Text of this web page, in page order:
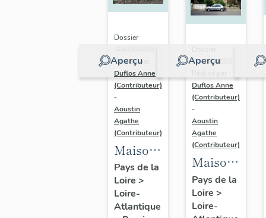
Aperçu
Dossier
Réalisé par
Duflos Anne
(Contributeur)
-
Aoustin
Agathe
(Contributeur)
Maison
de
villégiature
balnéaire
Pays de la
Loire >
Loire-
Atlantique
Aperçu
IA44004896 |
Duflos Anne
(Contributeur)
-
Aoustin
Agathe
(Contributeur)
Maison
de
villégiature
balnéaire
Pays de la
Loire >
Loire-